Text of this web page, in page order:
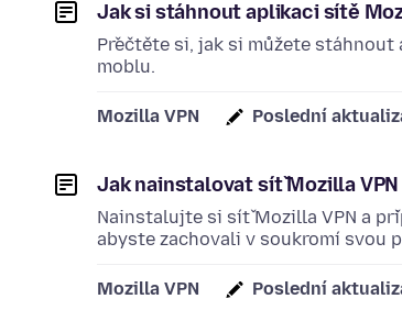
Jak si stáhnout aplikaci sítě
Přečtěte si, jak si můžete
moblu.
Mozilla VPN Poslední
Jak nainstalovat síť Mozilla
Nainstalujte si síť Mozilla VPN a
abyste zachovali v soukromí svou
Mozilla VPN Poslední